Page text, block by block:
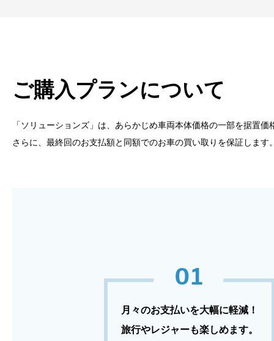
ご購入プランについて
「ソリューションズ」は、あらかじめ車両本体価格の一部を据置
さらに、最終回のお支払額と同額でのお車の買い取りを保証します
01
月々のお支払いを大幅に軽減！
旅行やレジャーも楽しめます。